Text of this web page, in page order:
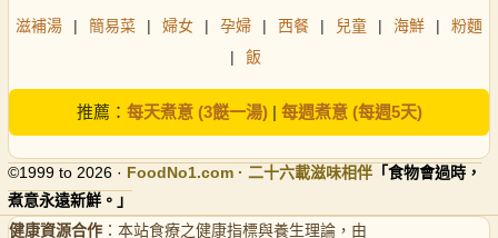
滋補湯 | 簡易菜 | 婦女 | 孕婦 | 西餐 | 兒童 | 海鮮 |
粉麵
|
飯
推薦： 每天煮意 (3餸一湯)| 每週煮意 (每週5天)
©1999 to 2026 · FoodNo1.com · 二十六載滋味相伴 「食物會過時，
煮意永遠新鮮。」
健康資源合作 ：本站食療之健康指標與養生理論，由